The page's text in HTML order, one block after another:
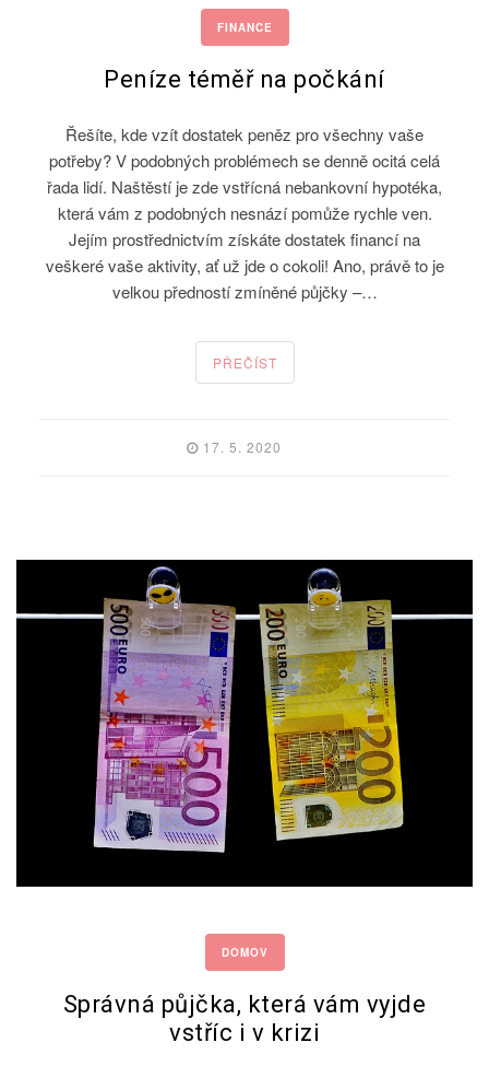
FINANCE
Peníze téměř na počkání
Řešíte, kde vzít dostatek peněz pro všechny vaše
potřeby? V podobných problémech se denně ocitá celá
řada lidí. Naštěstí je zde vstřícná nebankovní hypotéka,
která vám z podobných nesnází pomůže rychle ven.
Jejím prostřednictvím získáte dostatek financí na
veškeré vaše aktivity, ať už jde o cokoli! Ano, právě to je
velkou předností zmíněné půjčky –…
PŘEČÍST
17. 5. 2020
DOMOV
Správná půjčka, která vám vyjde
vstříc i v krizi